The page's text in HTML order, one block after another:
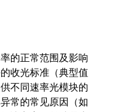
的正常范围及影响
收光标准（典型值
不同速率光模块的
常的常见原因（如